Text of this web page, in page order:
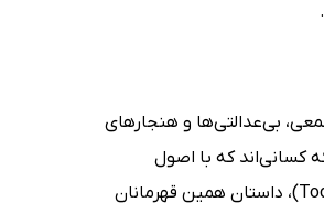
بی‌عدالتی‌ها و هنجارهای
کسانی‌اند که با اصول
می‌ایستند. کتاب صوتی هنر مخالفت موثر (The Art of Insubordination) اثر تاد کاشدن (Todd B. Kashdan)، داستان همین قهرمانان